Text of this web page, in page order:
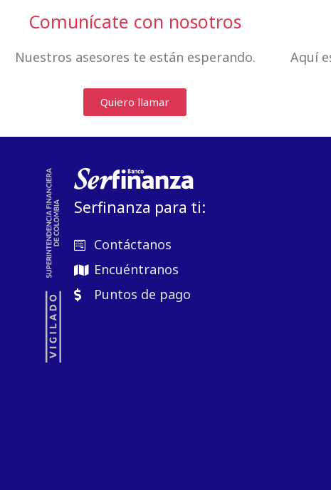
Comunícate con nosotros
Nuestros asesores te están esperando.
Quiero llamar
Aquí
Serfinanza para ti:
Contáctanos
Encuéntranos
Puntos de pago